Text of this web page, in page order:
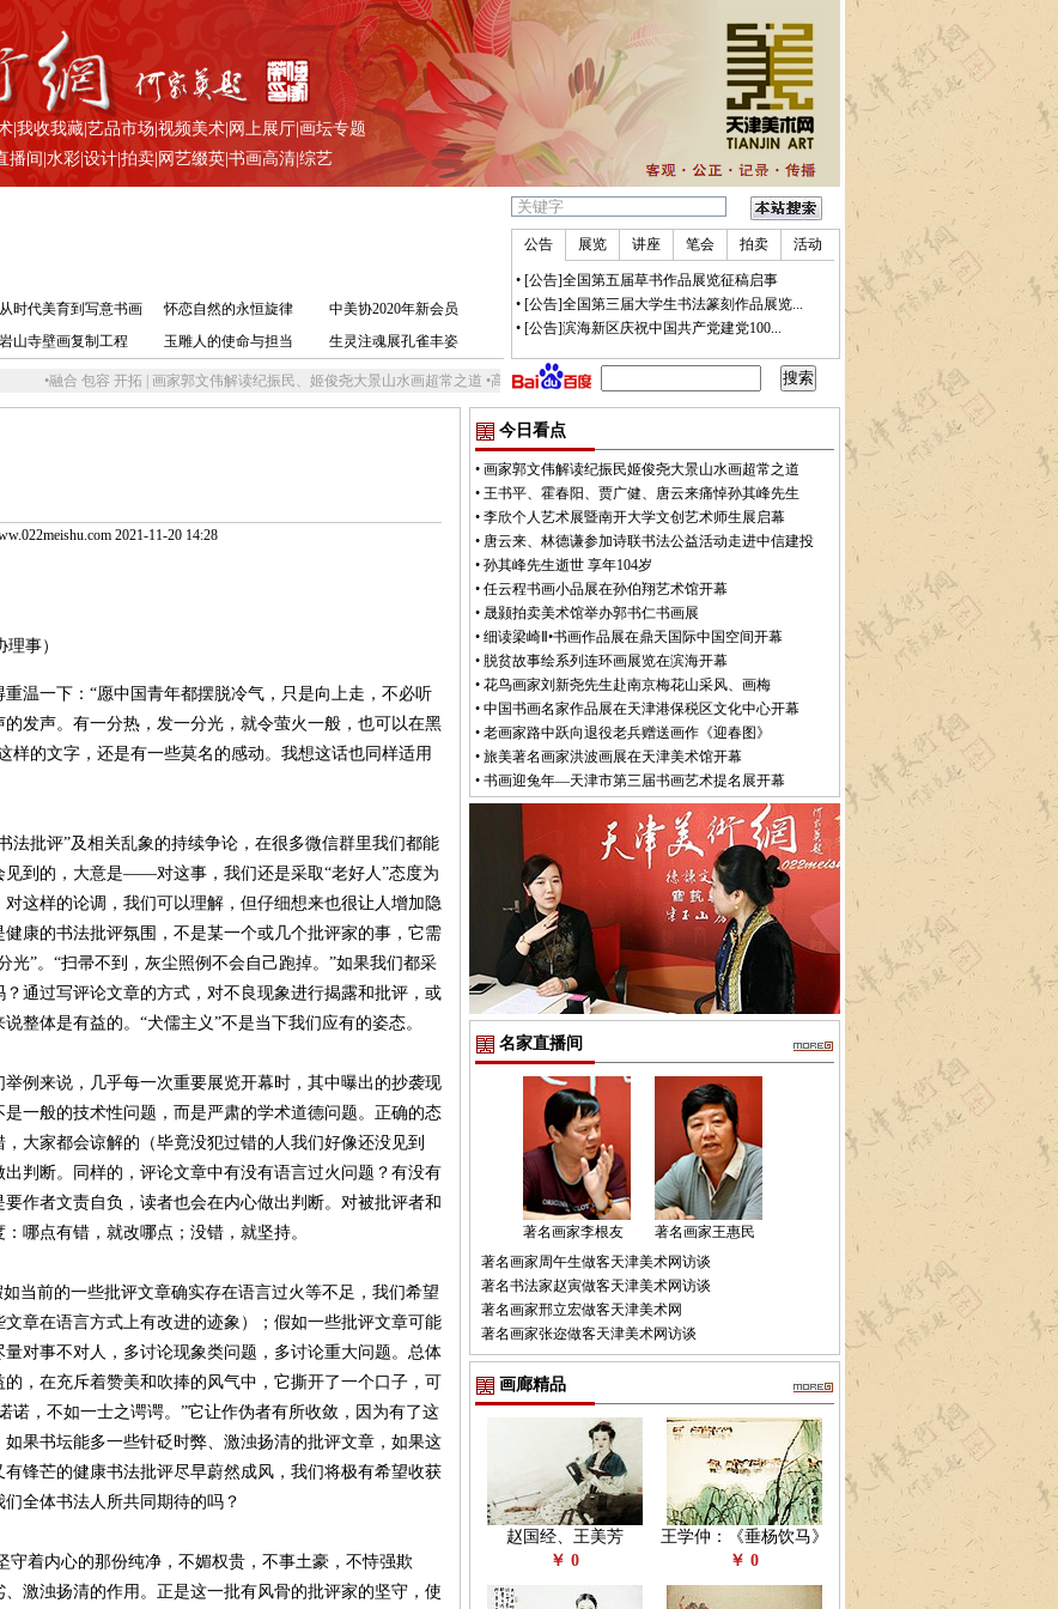
| 我收我藏| 艺品市场 视频美术| 网上展厅| 画坛专题
播间 水彩| 设计| 拍卖| 网艺缀英| 书画高清| 综艺
从时代美育到写意书画 怀恋自然的永恒旋律
中美协2020年新会员
岩山寺壁画复制工程 玉雕人的使命与担当 生灵注魂展孔雀丰姿
合 包容 开拓 | 画家郭文伟解读纪振民、姬俊尧大景山水画超常之道•高山仰止 其峰更崇 | 王书平、霍春阳、贾广健、唐云来痛悼孙其峰先生 天津美术学院讣告 | 孙其
公告 展览 讲座 笔会 拍卖 活动
• [公告]全国第五届草书作品展览征稿启事
• [公告]全国第三届大学生书法篆刻作品展览...
• [公告]滨海新区庆祝中国共产党建党100...
2021-11-20 14:28
事）
一下：“愿中国青年都摆脱冷气，只是向上走，不必听
发声。有一分热，发一分光，就令萤火一般，也可以在黑
样的文字，还是有一些莫名的感动。我想这话也同样适用
批评”及相关乱象的持续争论，在很多微信群里我们都能
到的，大意是——对这事，我们还是采取“老好人”态度为
这样的论调，我们可以理解，但仔细想来也很让人增加隐
康的书法批评氛围，不是某一个或几个批评家的事，它需
光”。“扫帚不到，灰尘照例不会自己跑掉。”如果我们都采
通过写评论文章的方式，对不良现象进行揭露和批评，或
整体是有益的。“犬儒主义”不是当下我们应有的姿态。
来说，几乎每一次重要展览开幕时，其中曝出的抄袭现
一般的技术性问题，而是严肃的学术道德问题。正确的态
大家都会谅解的（毕竟没犯过错的人我们好像还没见到
判断。同样的，评论文章中有没有语言过火问题？有没有
作者文责自负，读者也会在内心做出判断。对被批评者和
哪点有错，就改哪点；没错，就坚持。
前的一些批评文章确实存在语言过火等不足，我们希望
章在语言方式上有改进的迹象）；假如一些批评文章可能
对事不对人，多讨论现象类问题，多讨论重大问题。总体
，在充斥着赞美和吹捧的风气中，它撕开了一个口子，可
诺，不如一士之谔谔。”它让作伪者有所收敛，因为有了这
果书坛能多一些针砭时弊、激浊扬清的批评文章，如果这
锋芒的健康书法批评尽早蔚然成风，我们将极有希望收获
全体书法人所共同期待的吗？
着内心的那份纯净，不媚权贵，不事土豪，不恃强欺
激浊扬清的作用。正是这一批有风骨的批评家的坚守，使
今日看点
• 画家郭文伟解读纪振民姬俊尧大景山水画超常之道
• 王书平、霍春阳、贾广健、唐云来痛悼孙其峰先生
• 李欣个人艺术展暨南开大学文创艺术师生展启幕
• 唐云来、林德谦参加诗联书法公益活动走进中信建投
• 孙其峰先生逝世 享年104岁
• 任云程书画小品展在孙伯翔艺术馆开幕
• 晟颢拍卖美术馆举办郭书仁书画展
• 细读梁崎Ⅱ•书画作品展在鼎天国际中国空间开幕
• 脱贫故事绘系列连环画展览在滨海开幕
• 花鸟画家刘新尧先生赴南京梅花山采风、画梅
• 中国书画名家作品展在天津港保税区文化中心开幕
• 老画家路中跃向退役老兵赠送画作《迎春图》
• 旅美著名画家洪波画展在天津美术馆开幕
• 书画迎兔年—天津市第三届书画艺术提名展开幕
名家直播间
著名画家李根友
著名画家王惠民
著名画家周午生做客天津美术网访谈
著名书法家赵寅做客天津美术网访谈
著名画家邢立宏做客天津美术网
著名画家张迩做客天津美术网访谈
画廊精品
赵国经、王美芳
￥ 0
王学仲：《垂杨饮马》
￥ 0